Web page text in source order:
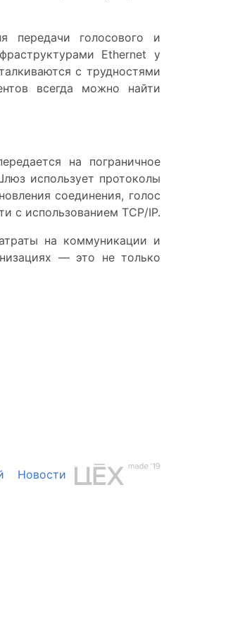
передачи голосового и
Ethernet у
с трудностями
всегда можно найти
на пограничное
использует протоколы
соединения, голос
с использованием TCP/IP.
на коммуникации и
— это не только
Новости